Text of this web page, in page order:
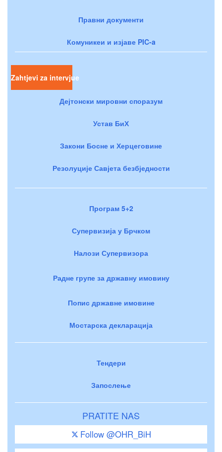
Правни документи
Комуникеи и изјаве PIC-a
Zahtjevi za intervjue
Дејтонски мировни споразум
Устав БиХ
Закони Босне и Херцеговине
Резолуције Савјета безбједности
Програм 5+2
Супервизија у Брчком
Налози Супервизора
Радне групе за државну имовину
Попис државне имовине
Мостарска декларација
Тендери
Запослење
PRATITE NAS
Follow @OHR_BiH